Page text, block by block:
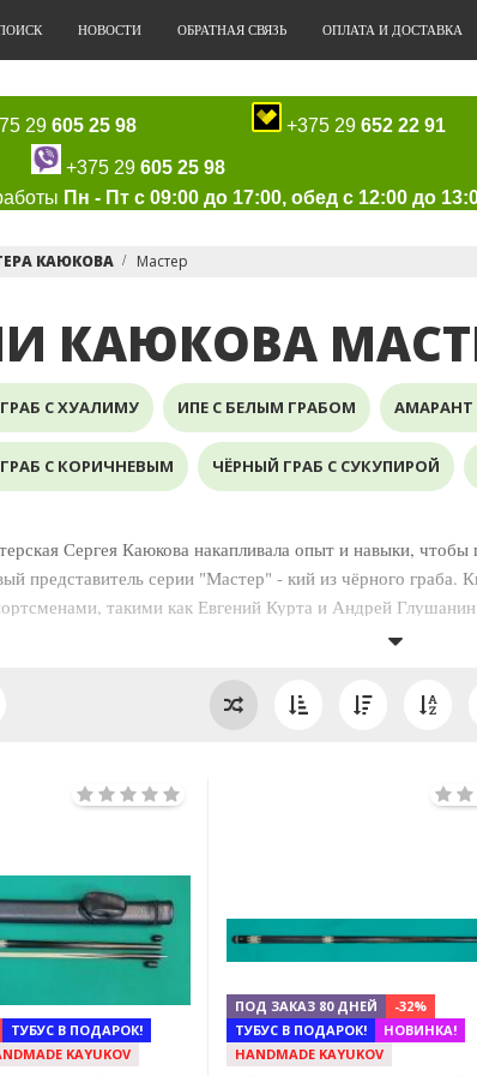
НОВОСТИ ОБРАТНАЯ СВЯЗЬ ОПЛАТА И ДОСТАВКА
29 605 25 98 +375 29 652 22 91
+375 29 605 25 98
Пн - Пт с 09:00 до 17:00, обед с 12:00 до
КАЮКОВА Мастер
КАЮКОВА
С ХУАЛИМУ ИПЕ С БЕЛЫМ ГРАБОМ АМАРАНТ
С КОРИЧНЕВЫМ ЧЁРНЫЙ ГРАБ С СУКУПИРОЙ
С РОЗОВЫМ АМАРАНТ С ЧЁРНЫМ ГРАБОМ
С ИЗУМРУДНЫМ
Сергея Каюкова накапливала опыт и навыки,
представитель серии "Мастер" - кий из чёрного
такими как Евгений Курта и Андрей
сочетая все инновационные разработки мастера,
Next
ТУБУС В ПОДАРОК!
KAYUKOV
Previous
ПОД ЗАКАЗ 80 ДНЕЙ
-32%
ТУБУС В ПОДАРОК!
НОВИНКА!
HANDMADE KAYUKOV